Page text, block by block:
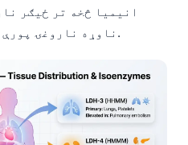
انیمیا څخه تر ځیګر
ناوړه ناروغۍ پورې د اصلي رنځپوهنې نښه کوي.